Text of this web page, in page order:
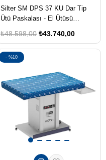
Silter SM DPS 37 KU Dar Tip
Ütü Paskalası - El Ütüsü
₺43.740,00
₺48.598,00
%10